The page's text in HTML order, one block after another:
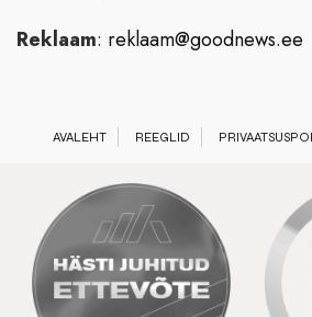
Reklaam: reklaam@goodnews.ee
AVALEHT REEGLID